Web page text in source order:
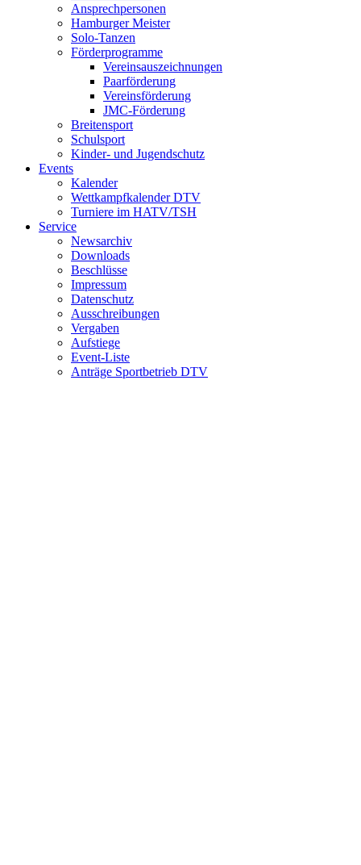
Ansprechpersonen
Hamburger Meister
Solo-Tanzen
Förderprogramme
Vereinsauszeichnungen
Paarförderung
Vereinsförderung
JMC-Förderung
Breitensport
Schulsport
Kinder- und Jugendschutz
Events
Kalender
Wettkampfkalender DTV
Turniere im HATV/TSH
Service
Newsarchiv
Downloads
Beschlüsse
Impressum
Datenschutz
Ausschreibungen
Vergaben
Aufstiege
Event-Liste
Anträge Sportbetrieb DTV